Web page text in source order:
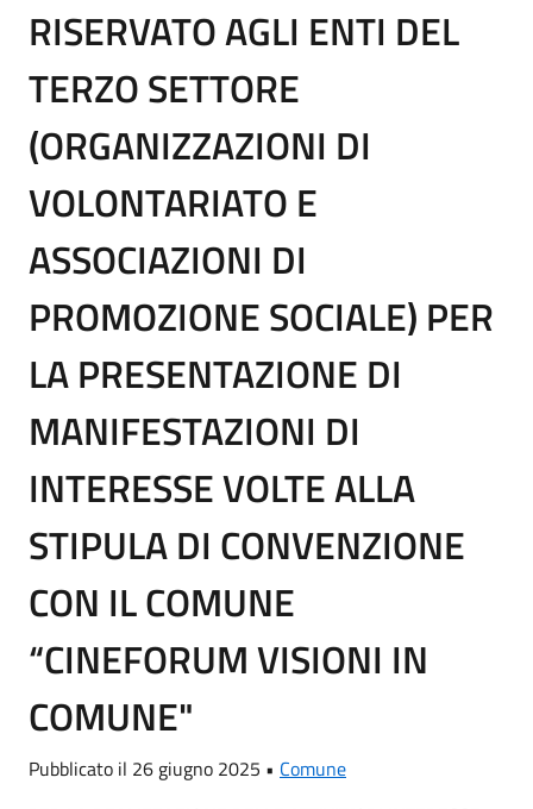
RISERVATO AGLI ENTI DEL
TERZO SETTORE
(ORGANIZZAZIONI DI
VOLONTARIATO E
ASSOCIAZIONI DI
PROMOZIONE SOCIALE) PER
LA PRESENTAZIONE DI
MANIFESTAZIONI DI
INTERESSE VOLTE ALLA
STIPULA DI CONVENZIONE
CON IL COMUNE
“CINEFORUM VISIONI IN
COMUNE"
Pubblicato il 26 giugno 2025 • Comune